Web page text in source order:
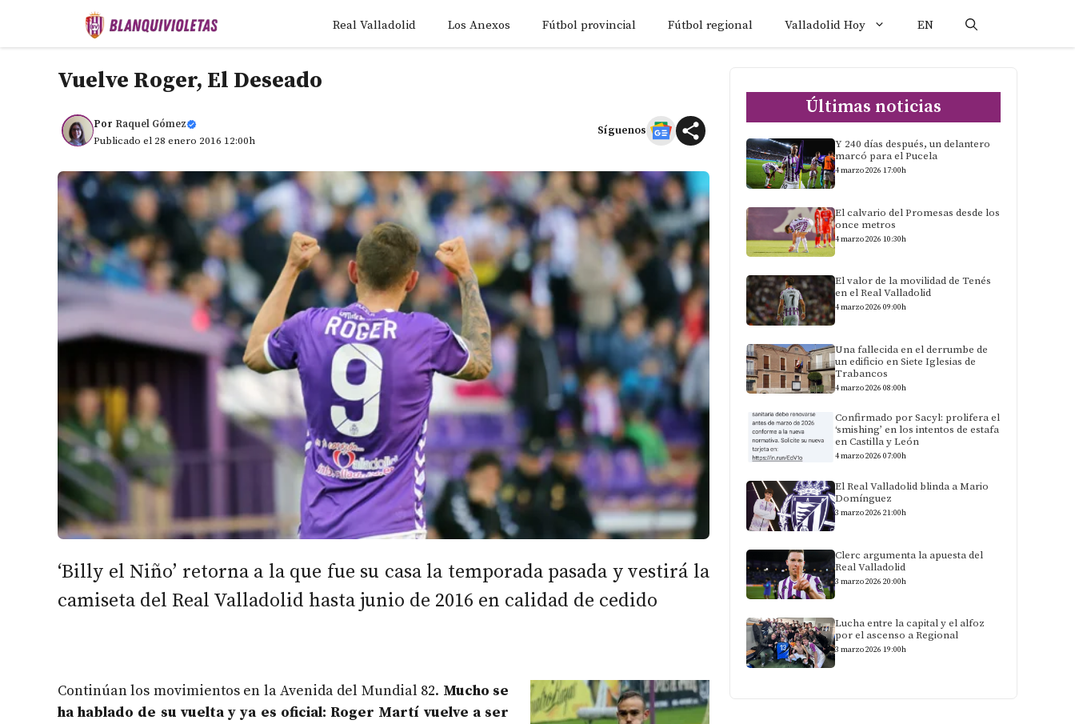
Real Valladolid Los Anexos Fútbol provincial Fútbol regional Valladolid Hoy EN
Vuelve Roger, El Deseado
Por Raquel Gómez
Publicado el 28 enero 2016 12:00h
Síguenos
‘Billy el Niño’ retorna a la que fue su casa la temporada pasada y vestirá la
camiseta del Real Valladolid hasta junio de 2016 en calidad de cedido
Continúan los movimientos en la Avenida del Mundial 82. Mucho se
ha hablado de su vuelta y ya es oficial: Roger Martí vuelve a ser
Últimas noticias
Y 240 días después, un delantero
marcó para el Pucela
4 marzo 2026 17:00h
El calvario del Promesas desde los
once metros
4 marzo 2026 10:30h
El valor de la movilidad de Tenés
en el Real Valladolid
4 marzo 2026 09:00h
Una fallecida en el derrumbe de
un edificio en Siete Iglesias de
Trabancos
4 marzo 2026 08:00h
Confirmado por Sacyl: prolifera el
‘smishing’ en los intentos de estafa
en Castilla y León
4 marzo 2026 07:00h
El Real Valladolid blinda a Mario
Domínguez
3 marzo 2026 21:00h
Clerc argumenta la apuesta del
Real Valladolid
3 marzo 2026 20:00h
Lucha entre la capital y el alfoz
por el ascenso a Regional
3 marzo 2026 19:00h